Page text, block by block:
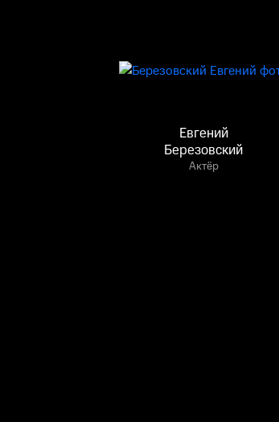
Евгений
Березовский
Актёр